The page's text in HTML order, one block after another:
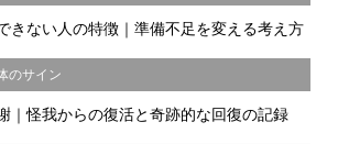
きない人の特徴｜準備不足を変える考え方
のサイン
｜怪我からの復活と奇跡的な回復の記録